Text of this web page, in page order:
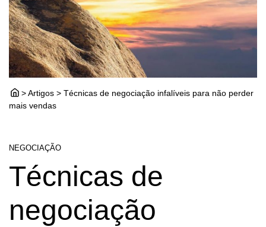
> Artigos > Técnicas de negociação infalíveis para não perder
mais vendas
NEGOCIAÇÃO
Técnicas de
negociação